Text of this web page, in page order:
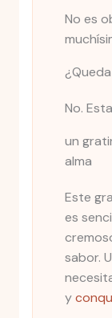
No es
No.
un
alma
Este
es
sabor.
y